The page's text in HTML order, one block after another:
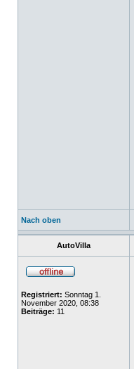
Nach oben
AutoVilla
Registriert: Sonntag 1.
November 2020, 08:38
Beiträge: 11